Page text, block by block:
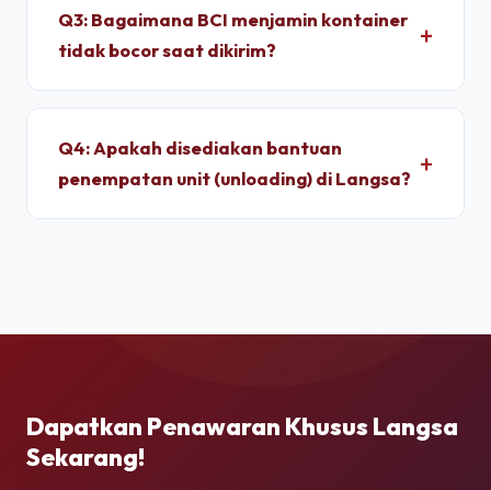
progresif yang lebih ekonomis jika Anda
hingga jangka panjang.
Q3: Bagaimana BCI menjamin kontainer
tidak bocor saat dikirim?
Setiap unit di depo kami wajib melalui pengujian
air bertekanan tinggi untuk memastikan dinding
panel baja corten dan karet pelindung pintu 100%
kedap air sebelum pemuatan.
Q4: Apakah disediakan bantuan
penempatan unit (unloading) di Langsa?
Dapatkan Penawaran Khusus Langsa
Sekarang!